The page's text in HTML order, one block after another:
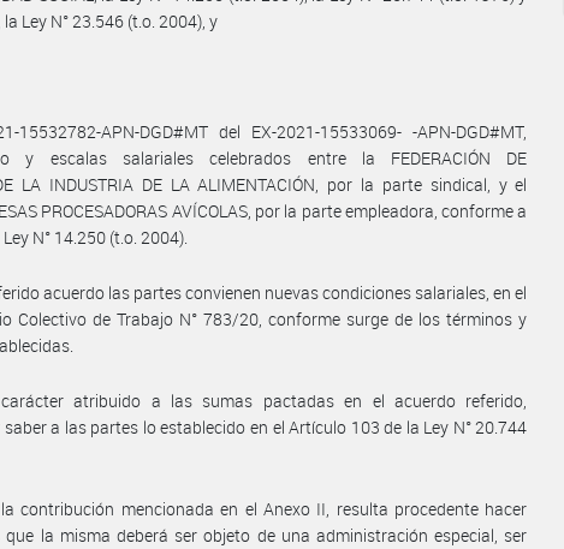
Ley N° 23.546 (t.o. 2004), y
15532782-APN-DGD#MT del EX-2021-15533069- -APN-DGD#MT,
y escalas salariales celebrados entre la FEDERACIÓN DE
LA INDUSTRIA DE LA ALIMENTACIÓN, por la parte sindical, y el
PROCESADORAS AVÍCOLAS, por la parte empleadora, conforme a
N° 14.250 (t.o. 2004).
acuerdo las partes convienen nuevas condiciones salariales, en el
Colectivo de Trabajo N° 783/20, conforme surge de los términos y
atribuido a las sumas pactadas en el acuerdo referido,
a las partes lo establecido en el Artículo 103 de la Ley N° 20.744
contribución mencionada en el Anexo II, resulta procedente hacer
la misma deberá ser objeto de una administración especial, ser